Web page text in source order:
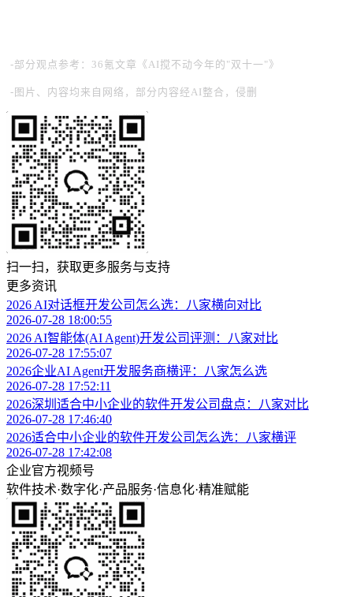
-部分观点参考：36氪文章《AI搅不动今年的"双十一"》
-图片、内容均来自网络，部分内容经AI整合，侵删
扫一扫，获取更多服务与支持
更多资讯
2026 AI对话框开发公司怎么选：八家横向对比
2026-07-28 18:00:55
2026 AI智能体(AI Agent)开发公司评测：八家对比
2026-07-28 17:55:07
2026企业AI Agent开发服务商横评：八家怎么选
2026-07-28 17:52:11
2026深圳适合中小企业的软件开发公司盘点：八家对比
2026-07-28 17:46:40
2026适合中小企业的软件开发公司怎么选：八家横评
2026-07-28 17:42:08
企业官方视频号
软件技术·数字化·产品服务·信息化·精准赋能